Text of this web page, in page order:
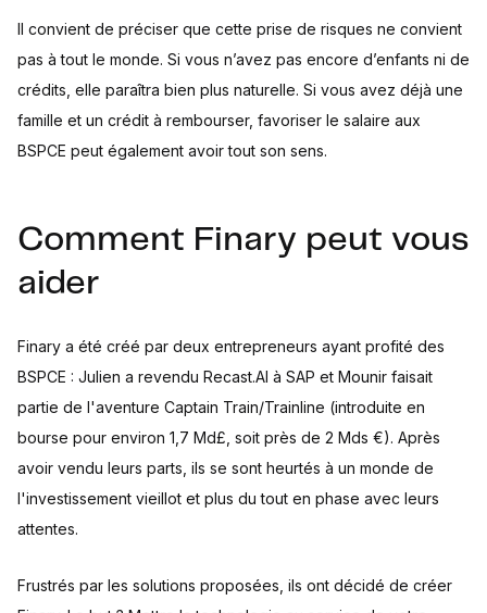
Il convient de préciser que cette prise de risques ne convient
pas à tout le monde. Si vous n’avez pas encore d’enfants ni de
crédits, elle paraîtra bien plus naturelle. Si vous avez déjà une
famille et un crédit à rembourser, favoriser le salaire aux
BSPCE peut également avoir tout son sens.
Comment Finary peut vous
aider
Finary a été créé par deux entrepreneurs ayant profité des
BSPCE : Julien a revendu Recast.AI à SAP et Mounir faisait
partie de l'aventure Captain Train/Trainline (introduite en
bourse pour environ 1,7 Md£, soit près de 2 Mds €). Après
avoir vendu leurs parts, ils se sont heurtés à un monde de
l'investissement vieillot et plus du tout en phase avec leurs
attentes.
Frustrés par les solutions proposées, ils ont décidé de créer